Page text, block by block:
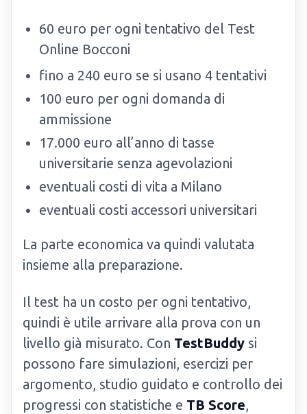
60 euro per ogni tentativo del Test
Online Bocconi
fino a 240 euro se si usano 4 tentativi
100 euro per ogni domanda di
ammissione
17.000 euro all’anno di tasse
universitarie senza agevolazioni
eventuali costi di vita a Milano
eventuali costi accessori universitari
La parte economica va quindi valutata
insieme alla preparazione.
Il test ha un costo per ogni tentativo,
quindi è utile arrivare alla prova con un
livello già misurato. Con TestBuddy si
possono fare simulazioni, esercizi per
argomento, studio guidato e controllo dei
progressi con statistiche e TB Score,